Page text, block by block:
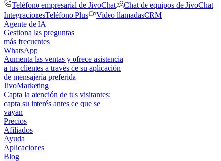
Teléfono empresarial de JivoChat
Chat de equipos de JivoChat
IntegracionesTeléfono Plus Video llamadasCRM
Agente de IA
Gestiona las preguntas
más frecuentes
WhatsApp
Aumenta las ventas y ofrece asistencia
a tus clientes a través de su aplicación
de mensajería preferida
JivoMarketing
Capta la atención de tus visitantes:
capta su interés antes de que se
vayan
Precios
Afiliados
Ayuda
Aplicaciones
Blog